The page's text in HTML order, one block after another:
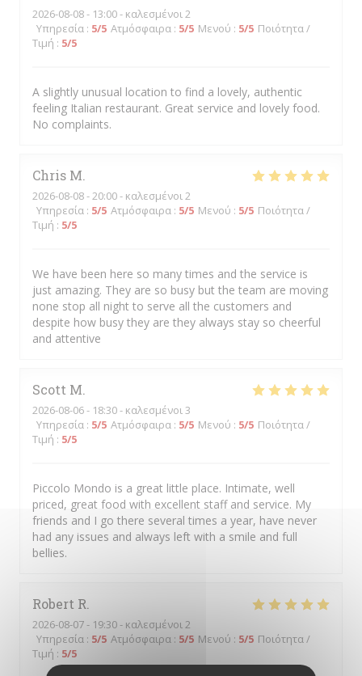
2026-08-08- 13:00 - καλεσμένοι 2
Υπηρεσία : 5/5 Ατμόσφαιρα : 5/5 Μενού : 5/5 Ποιότητα /
Τιμή : 5/5
A slightly unusual location to find a lovely, authentic
feeling Italian restaurant. Great service and lovely food.
No complaints.
Chris M
2026-08-08- 20:00 - καλεσμένοι 2
Υπηρεσία : 5/5 Ατμόσφαιρα : 5/5 Μενού : 5/5 Ποιότητα /
Τιμή : 5/5
We have been here so many times and the service is
just amazing. They are so busy but the team are moving
none stop all night to serve all the customers and
despite how busy they are they always stay so cheerful
and attentive
Scott M
2026-08-06- 18:30 - καλεσμένοι 3
Υπηρεσία : 5/5 Ατμόσφαιρα : 5/5 Μενού : 5/5 Ποιότητα /
Τιμή : 5/5
Piccolo Mondo is a great little place. Intimate, well
priced, great food with excellent staff and service. My
friends and I go there several times a year, have never
had any issues and always left with a smile and full
bellies.
Robert R
2026-08-07- 19:30 - καλεσμένοι 2
Υπηρεσία : 5/5 Ατμόσφαιρα : 5/5 Μενού : 5/5 Ποιότητα /
Τιμή : 5/5